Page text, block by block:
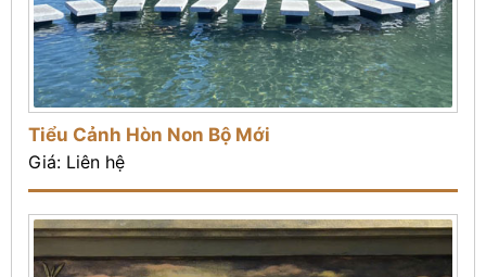
Tiểu Cảnh Hòn Non Bộ Mới
Giá: Liên hệ